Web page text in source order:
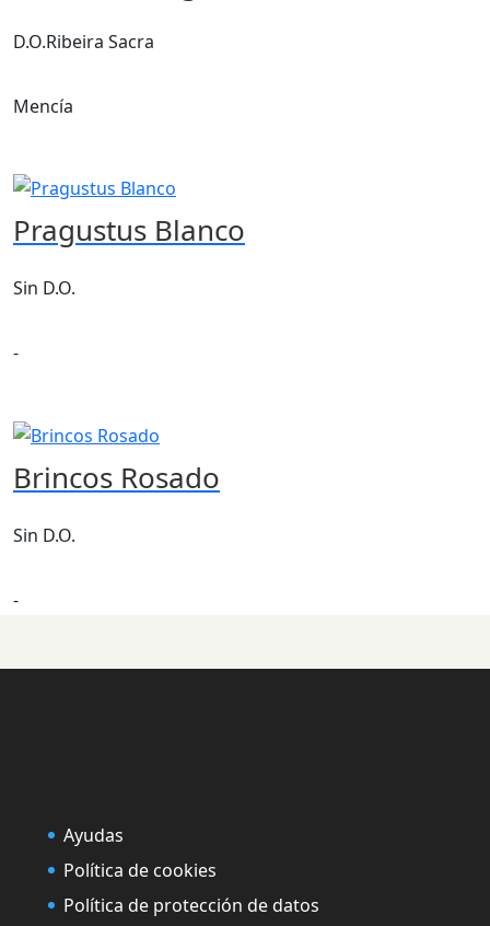
D.O.Ribeira Sacra
Mencía
Pragustus Blanco
Sin D.O.
-
Brincos Rosado
Sin D.O.
-
Ayudas
Política de cookies
Política de protección de datos